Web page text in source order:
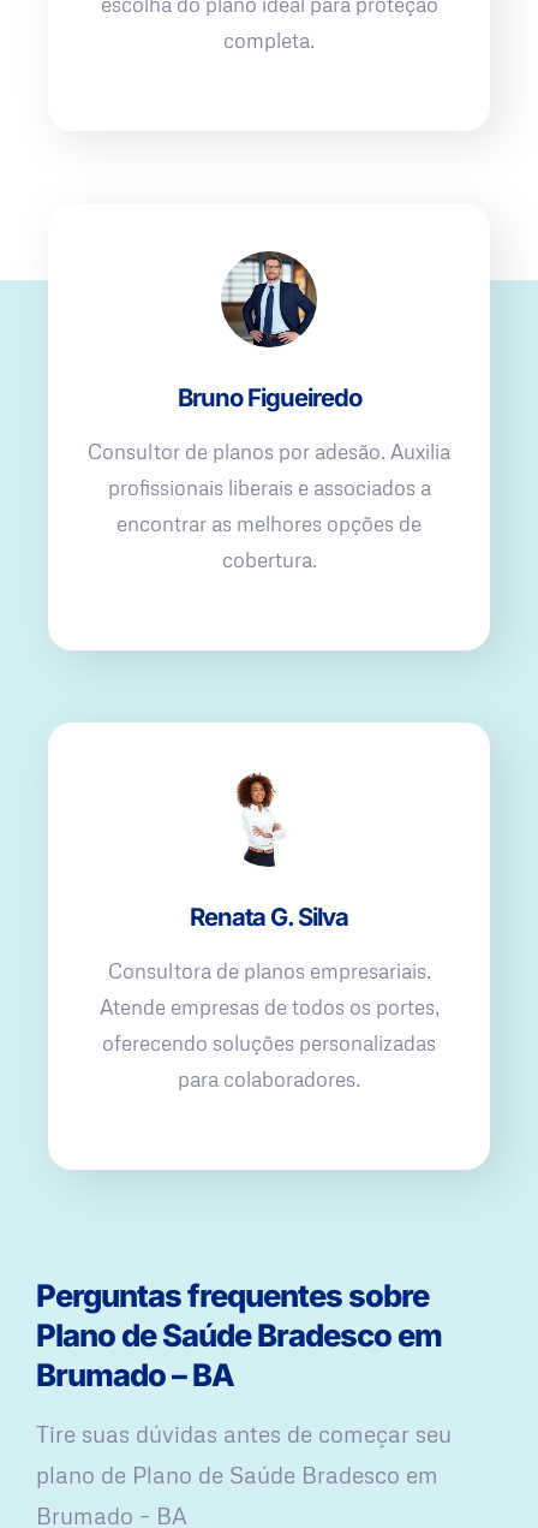
completa.
Bruno Figueiredo
Consultor de planos por adesão. Auxilia
profissionais liberais e associados a
encontrar as melhores opções de
cobertura.
Renata G. Silva
Consultora de planos empresariais.
Atende empresas de todos os portes,
oferecendo soluções personalizadas
para colaboradores.
Perguntas frequentes sobre
Plano de Saúde Bradesco em
Brumado – BA
Tire suas dúvidas antes de começar seu
plano ​de Plano de Saúde Bradesco em
Brumado – BA